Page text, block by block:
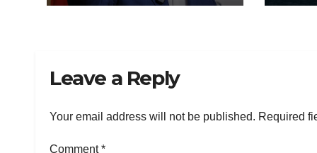
Leave a Reply
Your email address will not be published. Required
Comment*